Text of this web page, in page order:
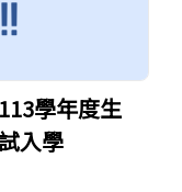
學年度生
入學